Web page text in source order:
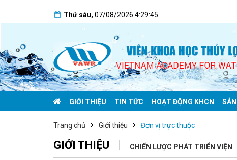
Thứ sáu, 07/08/2026 4:29:45
GIỚI THIỆU TIN TỨC HOẠT ĐỘNG KHCN
Trang chủ Giới thiệu Đơn vị trực thuộc
GIỚI THIỆU CHIẾN LƯỢC PHÁT TRIỂN VIỆN